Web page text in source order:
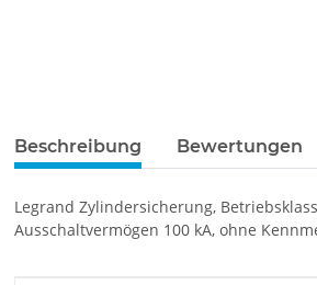
Beschreibung Bewertungen
Legrand Zylindersicherung,
Ausschaltvermögen 100 kA, ohne